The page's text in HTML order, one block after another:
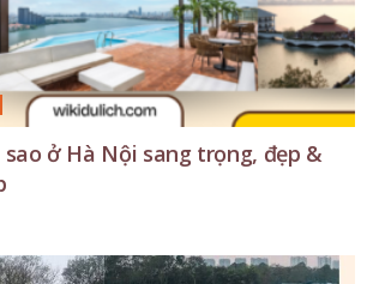
sao ở Hà Nội sang trọng, đẹp &